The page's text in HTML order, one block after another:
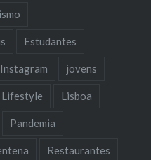
Estudantes
Instagram jovens
Lifestyle Lisboa
Pandemia
Restaurantes